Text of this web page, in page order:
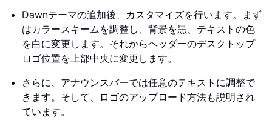
Dawnテーマの追加後、カスタマイズを行います。まず
はカラースキームを調整し、背景を黒、テキストの色
を白に変更します。それからヘッダーのデスクトップ
ロゴ位置を上部中央に変更します。
さらに、アナウンスバーでは任意のテキストに調整で
きます。そして、ロゴのアップロード方法も説明され
ています。